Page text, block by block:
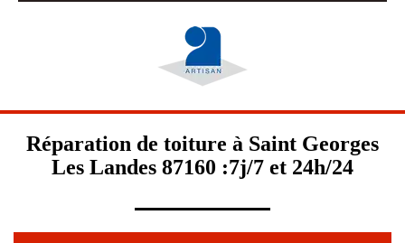
Réparation de toiture à Saint Georges
Les Landes 87160 :7j/7 et 24h/24